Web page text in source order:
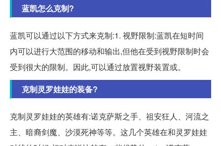
蓝凯怎么克制?
蓝凯可以通过以下方式来克制:1. 视野限制:蓝凯在短时间
内可以进行大范围的移动和输出,但他在受到视野限制时会
受到很大的限制。因此,可以通过放置视野装置或。
克制灵罗娃娃的装备?
克制灵罗娃娃的英雄有:诺克萨斯之手、祖安狂人、河流之
主、暗裔剑魔、沙漠死神等等。这几个英雄在和灵罗娃娃